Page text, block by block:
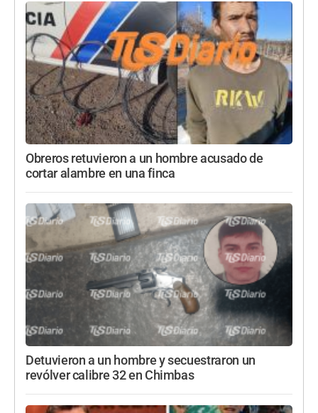
Obreros retuvieron a un hombre acusado de
cortar alambre en una finca
Detuvieron a un hombre y secuestraron un
revólver calibre 32 en Chimbas